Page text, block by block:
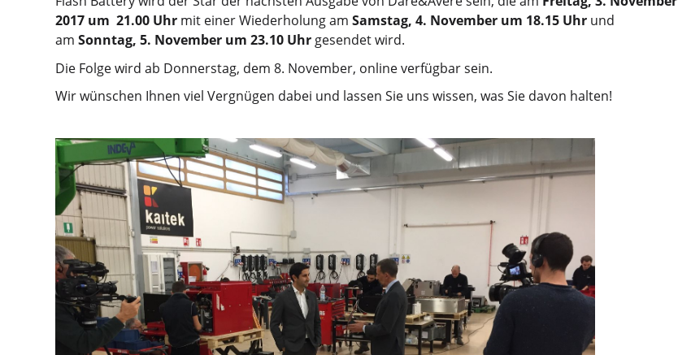
2017 um 21.00 Uhr mit einer Wiederholung am Samstag, 4. November um 18.15 Uhr und
am Sonntag, 5. November um 23.10 Uhr gesendet wird.
Die Folge wird ab Donnerstag, dem 8. November, online verfügbar sein.
Wir wünschen Ihnen viel Vergnügen dabei und lassen Sie uns wissen, was Sie davon halten!